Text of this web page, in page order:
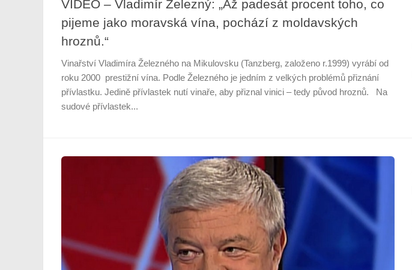
VIDEO – Vladimír Železný: „Až padesát procent toho, co
pijeme jako moravská vína, pochází z moldavských
hroznů.“
Vinařství Vladimíra Železného na Mikulovsku (Tanzberg, založeno r.1999) vyrábí od
roku 2000 prestižní vína. Podle Železného je jedním z velkých problémů přiznání
přívlastku. Jedině přívlastek nutí vinaře, aby přiznal vinici – tedy původ hroznů. Na
sudové přívlastek...